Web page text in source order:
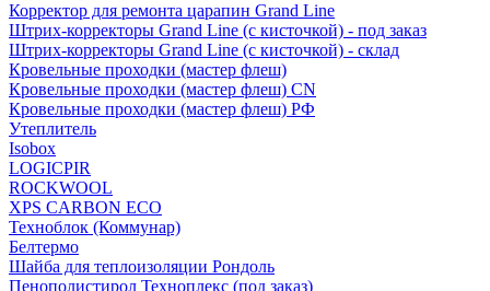
Корректор для ремонта царапин Grand Line
Штрих-корректоры Grand Line (с кисточкой) - под заказ
Штрих-корректоры Grand Line (с кисточкой) - склад
Кровельные проходки (мастер флеш)
Кровельные проходки (мастер флеш) CN
Кровельные проходки (мастер флеш) РФ
Утеплитель
Isobox
LOGICPIR
ROCKWOOL
XPS CARBON ECO
Техноблок (Коммунар)
Белтермо
Шайба для теплоизоляции Рондоль
Пенополистирол Техноплекс (под заказ)